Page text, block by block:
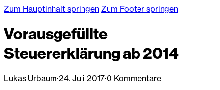
Zum Hauptinhalt springen Zum Footer springen
Vorausgefüllte
Steuererklärung ab 2014
Lukas Urbaum·24. Juli 2017·0 Kommentare